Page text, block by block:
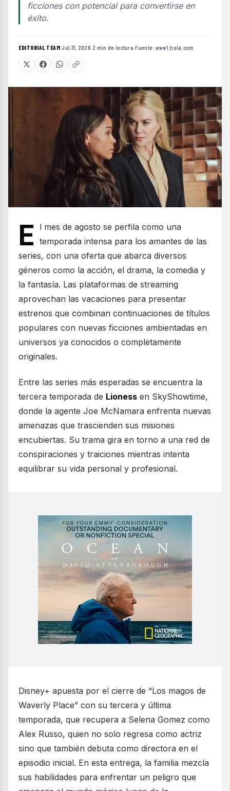
ficciones con potencial para convertirse en
éxito.
EDITORIAL TEAM·Jul 31, 2026·2 min de lectura·Fuente: www1.hola.com
E
l mes de agosto se perfila como una
temporada intensa para los amantes de las
series, con una oferta que abarca diversos
géneros como la acción, el drama, la comedia y
la fantasía. Las plataformas de streaming
aprovechan las vacaciones para presentar
estrenos que combinan continuaciones de títulos
populares con nuevas ficciones ambientadas en
universos ya conocidos o completamente
originales.
Entre las series más esperadas se encuentra la
tercera temporada de Lioness en SkyShowtime,
donde la agente Joe McNamara enfrenta nuevas
amenazas que trascienden sus misiones
encubiertas. Su trama gira en torno a una red de
conspiraciones y traiciones mientras intenta
equilibrar su vida personal y profesional.
Disney+ apuesta por el cierre de “Los magos de
Waverly Place” con su tercera y última
temporada, que recupera a Selena Gomez como
Alex Russo, quien no solo regresa como actriz
sino que también debuta como directora en el
episodio inicial. En esta entrega, la familia mezcla
sus habilidades para enfrentar un peligro que